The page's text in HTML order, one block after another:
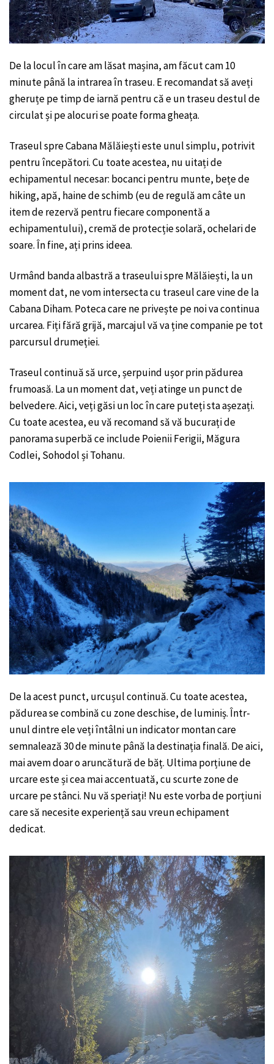
De la locul în care am lăsat mașina, am făcut cam 10
minute până la intrarea în traseu. E recomandat să aveți
gheruțe pe timp de iarnă pentru că e un traseu destul de
circulat și pe alocuri se poate forma gheața.
Traseul spre Cabana Mălăiești este unul simplu, potrivit
pentru începători. Cu toate acestea, nu uitați de
echipamentul necesar: bocanci pentru munte, bețe de
hiking, apă, haine de schimb (eu de regulă am câte un
item de rezervă pentru fiecare componentă a
echipamentului), cremă de protecție solară, ochelari de
soare. În fine, ați prins ideea.
Urmând banda albastră a traseului spre Mălăiești, la un
moment dat, ne vom intersecta cu traseul care vine de la
Cabana Diham. Poteca care ne privește pe noi va continua
urcarea. Fiți fără grijă, marcajul vă va ține companie pe tot
parcursul drumeției.
Traseul continuă să urce, șerpuind ușor prin pădurea
frumoasă. La un moment dat, veți atinge un punct de
belvedere. Aici, veți găsi un loc în care puteți sta așezați.
Cu toate acestea, eu vă recomand să vă bucurați de
panorama superbă ce include Poienii Ferigii, Măgura
Codlei, Sohodol și Tohanu.
De la acest punct, urcușul continuă. Cu toate acestea,
pădurea se combină cu zone deschise, de luminiș. Într-
unul dintre ele veți întâlni un indicator montan care
semnalează 30 de minute până la destinația finală. De aici,
mai avem doar o aruncătură de băț. Ultima porțiune de
urcare este și cea mai accentuată, cu scurte zone de
urcare pe stânci. Nu vă speriați! Nu este vorba de porțiuni
care să necesite experiență sau vreun echipament
dedicat.